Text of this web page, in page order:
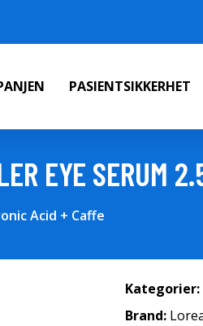
PASIENTSIKKERHET
EYE SERUM
Acid + Caffe
Kategorier:
Brand: